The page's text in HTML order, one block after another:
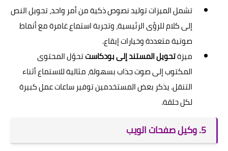
تشمل الميزات توليد نصوص ذكية من أمر واحد، تحويل النص
إلى كلام للرؤى الرئيسية، وتجربة استماع غامرة مع أنماط
صوتية متعددة وخيارات إيقاع.
ميزةتحويل المستند إلى بودكاستتحوّل المحتوى
المكتوب إلى صوت جذاب بسهولة، مثالية للاستماع أثناء
التنقل. يذكر بعض المستخدمين توفير ساعات عمل كبيرة
لكل حلقة.
5. وكيل صفحات الويب